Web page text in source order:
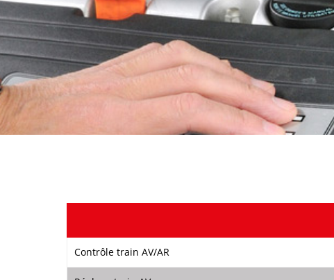
Contrôle train AV/AR